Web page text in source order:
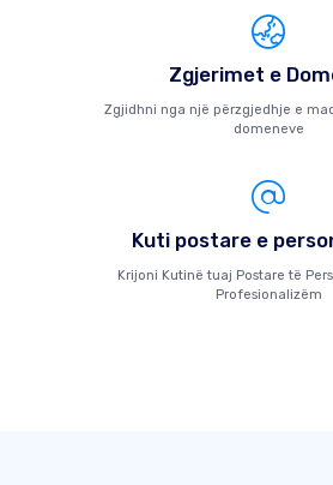
Zgjerimet e
Zgjidhni nga një përzgjedhje e
domeneve
Kuti postare e
Krijoni Kutinë tuaj Postare të
Profesionalizëm